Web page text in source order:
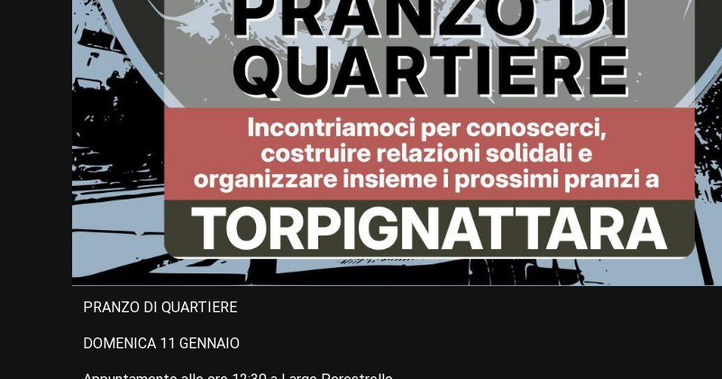
PRANZO DI QUARTIERE
DOMENICA 11 GENNAIO